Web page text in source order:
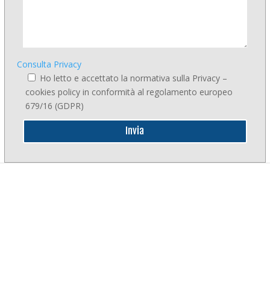
Consulta Privacy
Ho letto e accettato la normativa sulla Privacy –
cookies policy in conformità al regolamento europeo
679/16 (GDPR)
Invia